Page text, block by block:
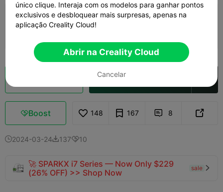
Camada de 0,2mm, 2 paredes, 15% de
preenchimento
Abrir na Creality Cloud
Boost 148 167  8 
2024-03-2413710
🚀 SPARKX i7 Series — Now Only $229
(26% OFF) >> Shop Now
sale 
único clique. Interaja com os modelos para ganhar pontos
exclusivos e desbloquear mais surpresas, apenas na
aplicação Creality Cloud!
Abrir na Creality Cloud
Cancelar